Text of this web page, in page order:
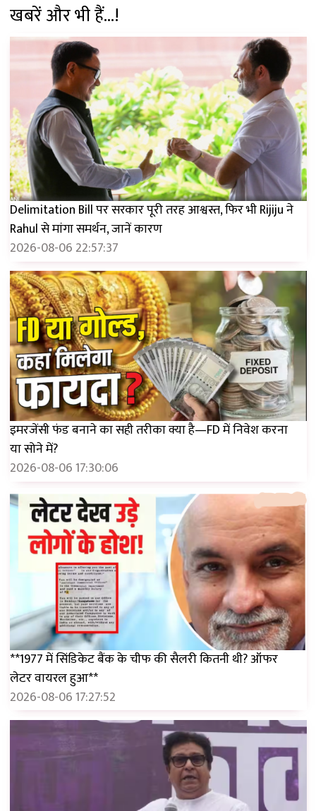
खबरें और भी हैं...!
Delimitation Bill पर सरकार पूरी तरह आश्वस्त, फिर भी Rijiju ने
Rahul से मांगा समर्थन, जानें कारण
2026-08-06 22:57:37
इमरजेंसी फंड बनाने का सही तरीका क्या है—FD में निवेश करना
या सोने में?
2026-08-06 17:30:06
**1977 में सिंडिकेट बैंक के चीफ की सैलरी कितनी थी? ऑफर
लेटर वायरल हुआ**
2026-08-06 17:27:52